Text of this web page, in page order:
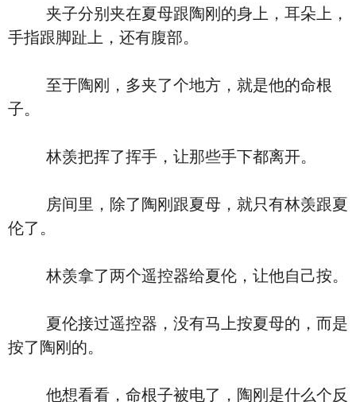
夹子分别夹在夏母跟陶刚的身上，耳朵上，
手指跟脚趾上，还有腹部。
至于陶刚，多夹了个地方，就是他的命根
子。
林羡把挥了挥手，让那些手下都离开。
房间里，除了陶刚跟夏母，就只有林羡跟夏
伦了。
林羡拿了两个遥控器给夏伦，让他自己按。
夏伦接过遥控器，没有马上按夏母的，而是
按了陶刚的。
他想看看，命根子被电了，陶刚是什么个反